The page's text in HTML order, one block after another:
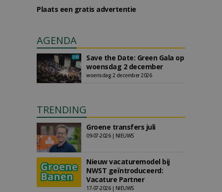
Plaats een gratis advertentie
AGENDA
Save the Date: Green Gala op
woensdag 2 december
woensdag 2 december 2026
TRENDING
Groene transfers juli
09-07-2026 | NIEUWS
Nieuw vacaturemodel bij
NWST geïntroduceerd:
Vacature Partner
17-07-2026 | NIEUWS